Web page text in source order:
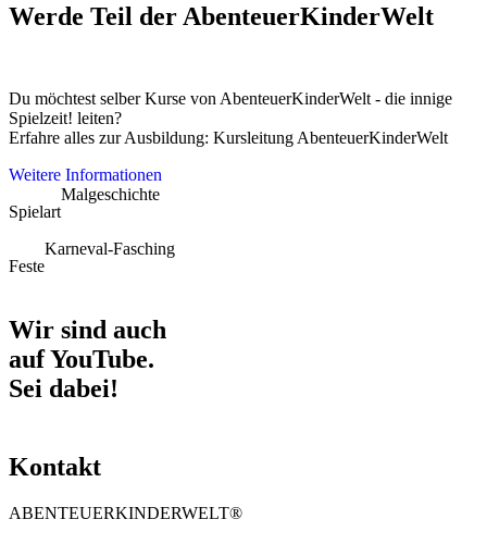
Werde Teil der AbenteuerKinderWelt
Du möchtest selber Kurse von AbenteuerKinderWelt - die innige
Spielzeit! leiten?
Erfahre alles zur Ausbildung: Kursleitung AbenteuerKinderWelt
Weitere Informationen
Spielart
Malgeschichte
Feste
Karneval-Fasching
Wir sind auch
auf YouTube.
Sei dabei!
Kontakt
ABENTEUERKINDERWELT®